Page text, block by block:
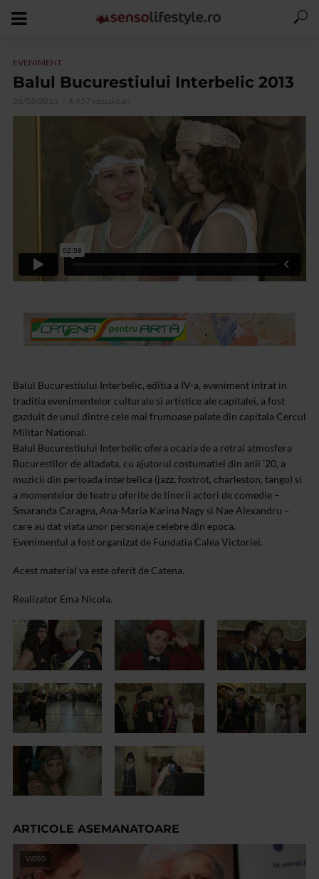
EVENIMENT
Balul Bucurestiului Interbelic 2013
26/05/2013 4.457 vizualizari
Balul Bucurestiului Interbelic, editia a IV-a, eveniment intrat in
traditia evenimentelor culturale si artistice ale capitalei, a fost
gazduit de unul dintre cele mai frumoase palate din capitala Cercul
Militar National.
Balul Bucurestiului Interbelic ofera ocazia de a retrai atmosfera
Bucurestilor de altadata, cu ajutorul costumatiei din anii ’20, a
muzicii din perioada interbelica (jazz, foxtrot, charleston, tango) si
a momentelor de teatru oferite de tinerii actori de comedie –
Smaranda Caragea, Ana-Maria Karina Nagy si Nae Alexandru –
care au dat viata unor personaje celebre din epoca.
Evenimentul a fost organizat de Fundatia Calea Victoriei.
Acest material va este oferit de Catena.
Realizator Ema Nicola.
ARTICOLE ASEMANATOARE
VIDEO